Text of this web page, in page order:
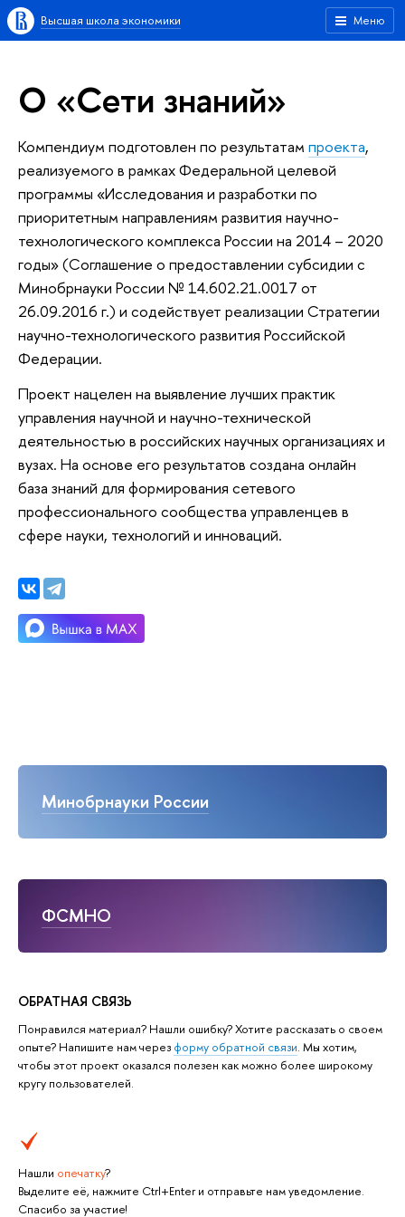
Меню
Высшая школа экономики
Минобрнауки России
ФСМНО
ОБРАТНАЯ СВЯЗЬ
Понравился материал? Нашли ошибку? Хотите рассказать о своем
опыте? Напишите нам через форму обратной связи. Мы хотим,
чтобы этот проект оказался полезен как можно более широкому
кругу пользователей.
Нашли опечатку?
Выделите её, нажмите Ctrl+Enter и отправьте нам уведомление.
Спасибо за участие!
О «Сети знаний»
Компендиум подготовлен по результатам проекта,
реализуемого в рамках Федеральной целевой
программы «Исследования и разработки по
приоритетным направлениям развития научно-
технологического комплекса России на 2014 – 2020
годы» (Соглашение о предоставлении субсидии с
Минобрнауки России № 14.602.21.0017 от
26.09.2016 г.) и содействует реализации Стратегии
научно-технологического развития Российской
Федерации.
Проект нацелен на выявление лучших практик
управления научной и научно-технической
деятельностью в российских научных организациях и
вузах. На основе его результатов создана онлайн
база знаний для формирования сетевого
профессионального сообщества управленцев в
сфере науки, технологий и инноваций.